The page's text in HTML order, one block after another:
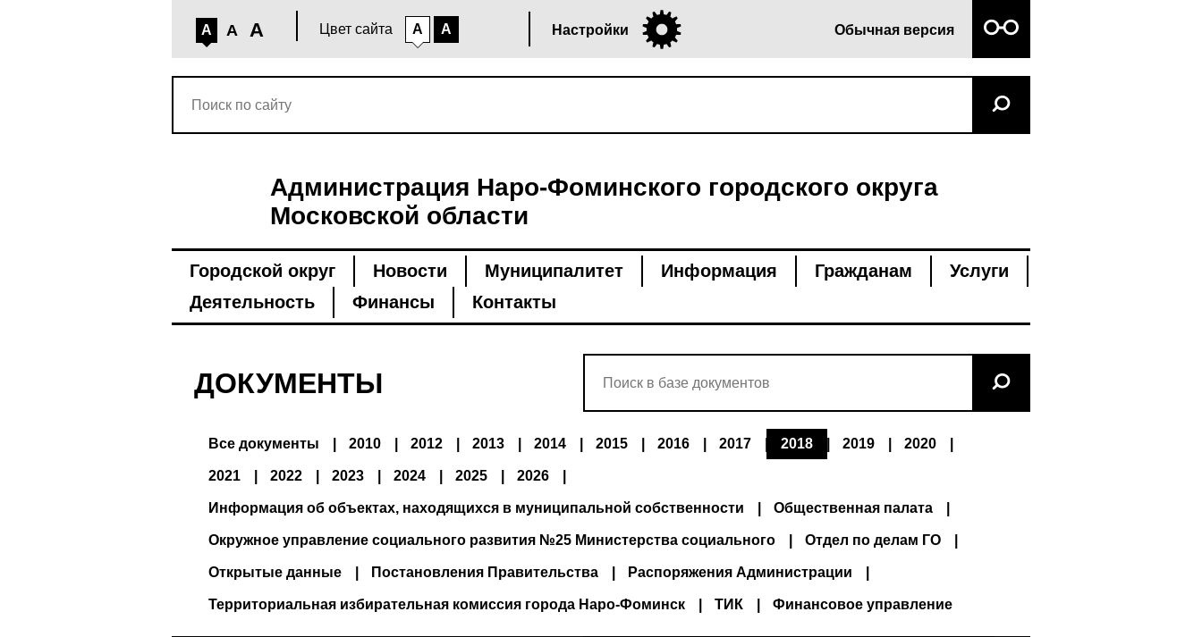
A A A Цвет сайта A A Настройки Обычная версия
Администрация Наро-Фоминского городского округа
Московской области
Городской округ Новости Муниципалитет Информация Гражданам
Услуги
Деятельность
Финансы Контакты
ДОКУМЕНТЫ
Все документы 2010 2012 2013 2014 2015 2016 2017 2018 2019 2020
2021 2022 2023 2024 2025 2026
Информация об объектах, находящихся в муниципальной собственности Общественная палата
Окружное управление социального развития №25 Министерства социального Отдел по делам ГО
Открытые данные Постановления Правительства Распоряжения Администрации
Территориальная избирательная комиссия города Наро-Фоминск ТИК Финансовое управление